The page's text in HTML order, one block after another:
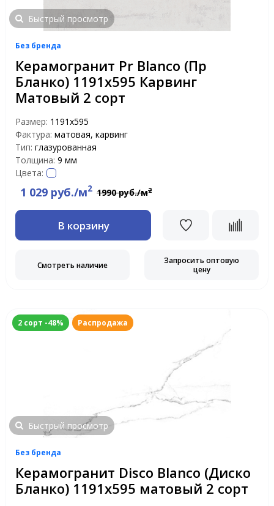
Быстрый просмотр
Без бренда
Керамогранит Pr Blanco (Пр
Бланко) 1191x595 Карвинг
Матовый 2 сорт
Размер: 1191x595
Фактура: матовая, карвинг
Тип: глазурованная
Толщина: 9 мм
Цвета:
1 029 руб./м2 1990 руб./м2
В корзину
Смотреть наличие
Запросить оптовую
цену
2 сорт -48% Распродажа
Быстрый просмотр
Без бренда
Керамогранит Disco Blanco (Диско
Бланко) 1191x595 матовый 2 сорт